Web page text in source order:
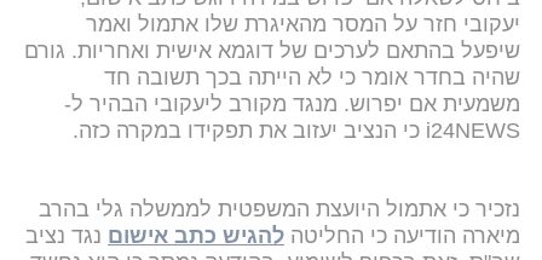
יעקובי חזר על המסר מהאיגרת שלו אתמול ואמר
שיפעל בהתאם לערכים של דוגמא אישית ואחריות. גורם
שהיה בחדר אומר כי לא הייתה בכך תשובה חד
משמעית אם יפרוש. מנגד מקורב ליעקובי הבהיר ל-
i24NEWS כי הנציב יעזוב את תפקידו במקרה כזה.
נזכיר כי אתמול היועצת המשפטית לממשלה גלי בהרב
מיארה הודיעה כי החליטה להגיש כתב אישום נגד נציב